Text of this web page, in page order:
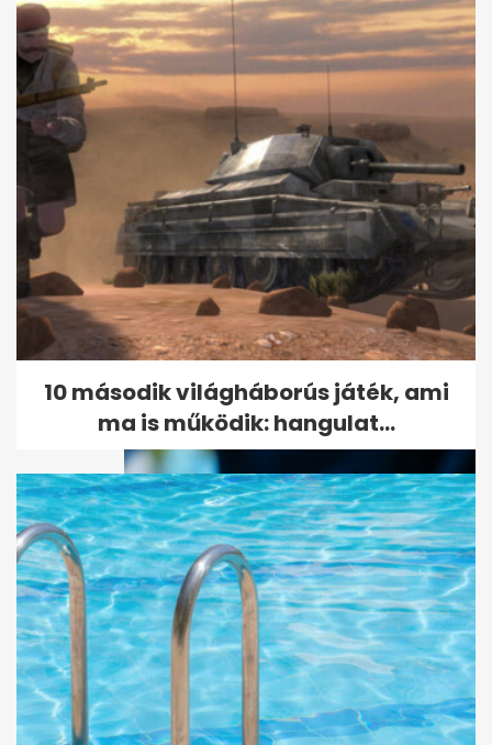
Átmeneti enyhülés után
vasárnaptól ismét erősödik a
hőség
10 második világháborús játék, ami
ma is működik: hangulat...